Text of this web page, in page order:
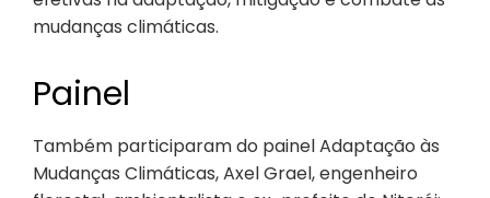
mudanças climáticas.
Painel
Também participaram do painel Adaptação às
Mudanças Climáticas, Axel Grael, engenheiro